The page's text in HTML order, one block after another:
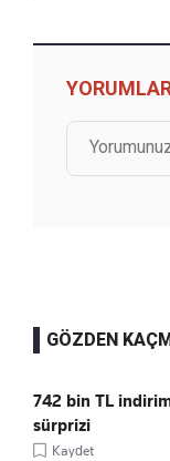
GÖZDEN
742 bin TL
sürprizi
Kaydet